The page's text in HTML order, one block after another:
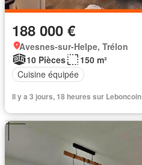
188 000 €
Avesnes-sur-Helpe, Trélon
10 Pièces
150 m²
Cuisine équipée
Il y a 3 jours, 18 heures sur Leboncoin